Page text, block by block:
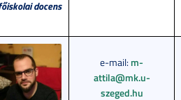
docens
e-mail: m-
attila@mk.u-
szeged.hu